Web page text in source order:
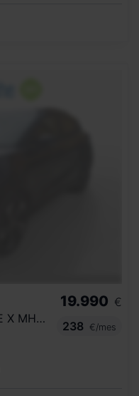
1.0 ECOBOOST 125CV ST LINE X MHEV
19.990 €
238
€/mes